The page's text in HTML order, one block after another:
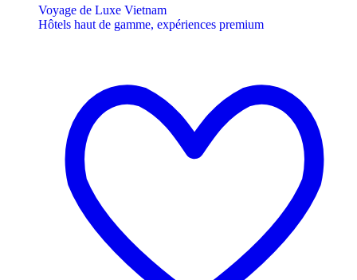
Voyage de Luxe Vietnam
Hôtels haut de gamme, expériences premium